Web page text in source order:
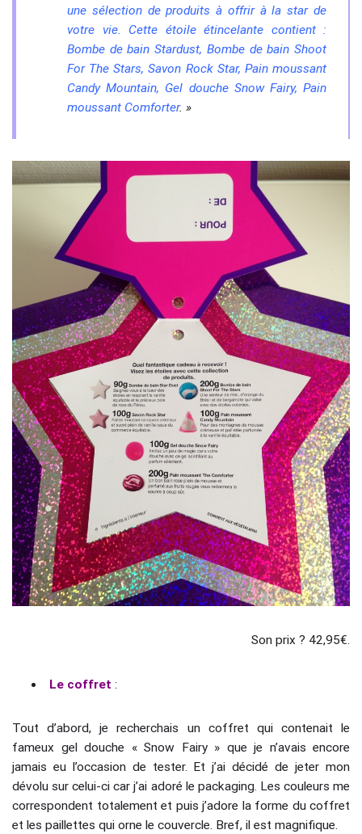
une sélection de produits à offrir à la star de
votre vie. Cette étoile étincelante contient :
Bombe de bain Stardust, Bombe de bain Shoot
For The Stars, Savon Rock Star, Pain moussant
Candy Mountain, Gel douche Snow Fairy, Pain
moussant Comforter. »
Son prix ? 42,95€.
Le coffret :
Tout d’abord, je recherchais un coffret qui contenait le
fameux gel douche « Snow Fairy » que je n’avais encore
jamais eu l’occasion de tester. Et j’ai décidé de jeter mon
dévolu sur celui-ci car j’ai adoré le packaging. Les couleurs me
correspondent totalement et puis j’adore la forme du coffret
et les paillettes qui orne le couvercle. Bref, il est magnifique.